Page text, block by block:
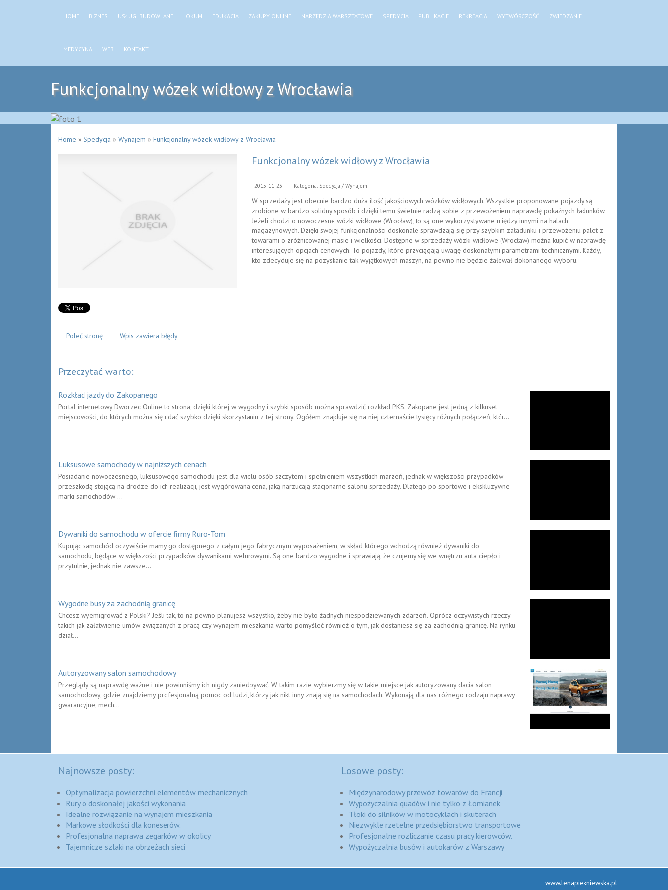
HOME BIZNES USŁUGI BUDOWLANE LOKUM EDUKACJA ZAKUPY ONLINE NARZĘDZIA WARSZTATOWE SPEDYCJA PUBLIKACJE REKREACJA WYTWÓRCZOŚĆ ZWIEDZANIE
MEDYCYNA WEB KONTAKT
Funkcjonalny wózek widłowy z Wrocławia
Home » Spedycja » Wynajem » Funkcjonalny wózek widłowy z Wrocławia
Funkcjonalny wózek widłowy z Wrocławia
2015-11-23 | Kategoria: Spedycja / Wynajem
W sprzedaży jest obecnie bardzo duża ilość jakościowych wózków widłowych. Wszystkie proponowane pojazdy są
zrobione w bardzo solidny sposób i dzięki temu świetnie radzą sobie z przewożeniem naprawdę pokaźnych ładunków.
Jeżeli chodzi o nowoczesne wózki widłowe (Wrocław), to są one wykorzystywane między innymi na halach
magazynowych. Dzięki swojej funkcjonalności doskonale sprawdzają się przy szybkim załadunku i przewożeniu palet z
towarami o zróżnicowanej masie i wielkości. Dostępne w sprzedaży wózki widłowe (Wrocław) można kupić w naprawdę
interesujących opcjach cenowych. To pojazdy, które przyciągają uwagę doskonałymi parametrami technicznymi. Każdy,
kto zdecyduje się na pozyskanie tak wyjątkowych maszyn, na pewno nie będzie żałował dokonanego wyboru.
Poleć stronę Wpis zawiera błędy
Przeczytać warto:
Rozkład jazdy do Zakopanego
Portal internetowy Dworzec Online to strona, dzięki której w wygodny i szybki sposób można sprawdzić rozkład PKS. Zakopane jest jedną z kilkuset
miejscowości, do których można się udać szybko dzięki skorzystaniu z tej strony. Ogółem znajduje się na niej czternaście tysięcy różnych połączeń, któr...
Luksusowe samochody w najniższych cenach
Posiadanie nowoczesnego, luksusowego samochodu jest dla wielu osób szczytem i spełnieniem wszystkich marzeń, jednak w większości przypadków
przeszkodą stojącą na drodze do ich realizacji, jest wygórowana cena, jaką narzucają stacjonarne salonu sprzedaży. Dlatego po sportowe i ekskluzywne
marki samochodów ...
Dywaniki do samochodu w ofercie firmy Ruro-Tom
Kupując samochód oczywiście mamy go dostępnego z całym jego fabrycznym wyposażeniem, w skład którego wchodzą również dywaniki do
samochodu, będące w większości przypadków dywanikami welurowymi. Są one bardzo wygodne i sprawiają, że czujemy się we wnętrzu auta ciepło i
przytulnie, jednak nie zawsze...
Wygodne busy za zachodnią granicę
Chcesz wyemigrować z Polski? Jeśli tak, to na pewno planujesz wszystko, żeby nie było żadnych niespodziewanych zdarzeń. Oprócz oczywistych rzeczy
takich jak załatwienie umów związanych z pracą czy wynajem mieszkania warto pomyśleć również o tym, jak dostaniesz się za zachodnią granicę. Na rynku
dział...
Autoryzowany salon samochodowy
Przeglądy są naprawdę ważne i nie powinniśmy ich nigdy zaniedbywać. W takim razie wybierzmy się w takie miejsce jak autoryzowany dacia salon
samochodowy, gdzie znajdziemy profesjonalną pomoc od ludzi, którzy jak nikt inny znają się na samochodach. Wykonają dla nas różnego rodzaju naprawy
gwarancyjne, mech...
Najnowsze posty:
Optymalizacja powierzchni elementów mechanicznych
Rury o doskonałej jakości wykonania
Idealne rozwiązanie na wynajem mieszkania
Markowe słodkości dla koneserów.
Profesjonalna naprawa zegarków w okolicy
Tajemnicze szlaki na obrzeżach sieci
Losowe posty:
Międzynarodowy przewóz towarów do Francji
Wypożyczalnia quadów i nie tylko z Łomianek
Tłoki do silników w motocyklach i skuterach
Niezwykle rzetelne przedsiębiorstwo transportowe
Profesjonalne rozliczanie czasu pracy kierowców.
Wypożyczalnia busów i autokarów z Warszawy
www.lenapiekniewska.pl